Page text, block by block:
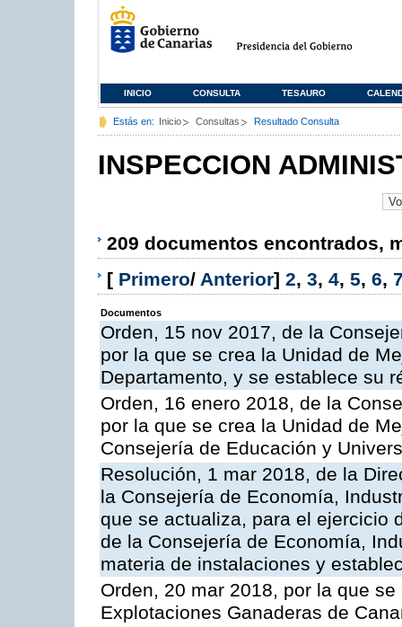
INICIO CONSULTA TESAURO
Estás en: Inicio Consultas Resultado Consulta
INSPECCION
209 documentos encontrados,
[ Primero/ Anterior] 2, 3, 4, 5, 6,
Documentos
Orden, 15 nov 2017, de la
por la que se crea la Unidad de
Departamento, y se establece su
Orden, 16 enero 2018, de la
por la que se crea la Unidad de
Consejería de Educación y
Resolución, 1 mar 2018, de la
la Consejería de Economía,
que se actualiza, para el ejercicio
de la Consejería de Economía,
materia de instalaciones y
Orden, 20 mar 2018, por la que
Explotaciones Ganaderas de